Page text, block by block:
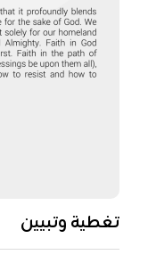
تغطية وتبيين